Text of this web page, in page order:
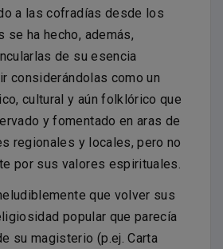
a las cofradías desde los
se ha hecho, además,
de su esencia
considerándolas como un
cultural y aún folklórico que
y fomentado en aras de
regionales y locales, pero no
por sus valores espirituales.
que volver sus
popular que parecía
su magisterio (p.ej. Carta